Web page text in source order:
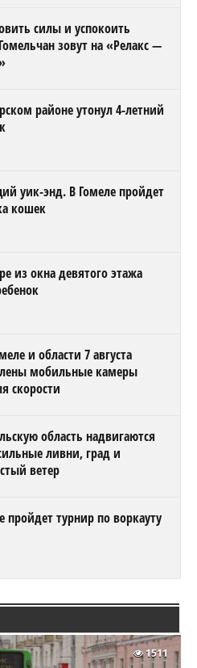
силы и успокоить
зовут на «Релакс —
районе утонул 4-летний
уик-энд. В Гомеле пройдет
кошек
из окна девятого этажа
и области 7 августа
мобильные камеры
скорости
область надвигаются
ливни, град и
ветер
пройдет турнир по воркауту
1511